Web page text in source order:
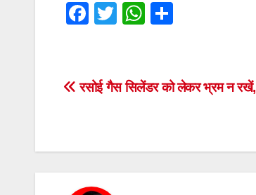
F
e
o
T
er
W
s
p
e
Post
रसोई गैस सिलेंडर को लेकर भ्रम न रखें,